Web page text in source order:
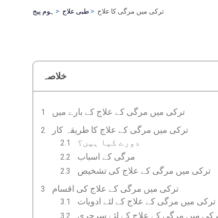
ہوم پیج طبی علاج ترکی میں مرگی کا علاج
خلاصہ
ترکی میں مرگی کے علاج کے بارے میں
ترکی میں مرگی کے علاج کا طریقہ کار
دورے کیا ہیں؟
مرگی کے اسباب
ترکی میں مرگی کے علاج کی تشخیص
ترکی میں مرگی کے علاج کی اقسام
ترکی میں مرگی کے علاج کے لئے ادویات
میں مرگی کے علاج کے لئے سرجری